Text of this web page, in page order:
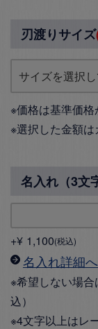
刃渡りサイズ
※価格は基準価格
※選択した金額
名入れ（3文
+¥ 1,100 税込
名入れ詳細へ
※希望しない場
込）
※4文字以上はレ